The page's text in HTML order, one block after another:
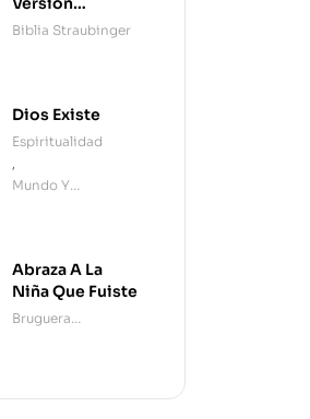
Straubinger - 2
Biblia Straubinger
Dios Existe
Espiritualidad
,
Mundo Y
Abraza A La
Niña Que Fuiste
Bruguera